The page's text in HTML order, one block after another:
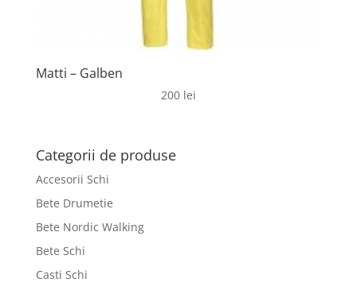
Matti – Galben
200 lei
Categorii de produse
Accesorii Schi
Bete Drumetie
Bete Nordic Walking
Bete Schi
Casti Schi